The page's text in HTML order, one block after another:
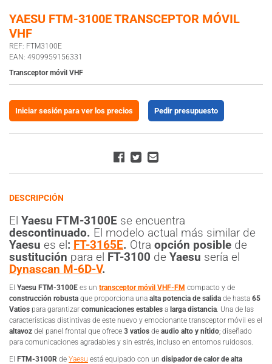
YAESU FTM-3100E TRANSCEPTOR MÓVIL
VHF
REF: FTM3100E
EAN: 4909959156331
Transceptor móvil VHF
Iniciar sesión para ver los precios Pedir presupuesto
DESCRIPCIÓN
El Yaesu FTM-3100E se encuentra
descontinuado. El modelo actual más similar de
Yaesu es el : FT-3165E. Otra opción posible de
sustitución para el FT-3100 de Yaesu sería el
Dynascan M-6D-V.
El Yaesu FTM-3100E es un transceptor móvil VHF-FM compacto y de
construcción robusta que proporciona una alta potencia de salida de hasta 65
Vatios para garantizar comunicaciones estables a larga distancia. Una de las
características distintivas de este nuevo y emocionante transceptor móvil es el
altavoz del panel frontal que ofrece 3 vatios de audio alto y nítido; diseñado
para comunicaciones agradables y sin estrés, incluso en entornos ruidosos.
El FTM-3100R de Yaesu está equipado con un disipador de calor de alta